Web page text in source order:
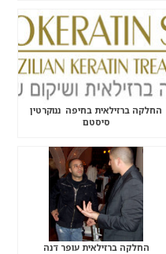
החלקה ברזילאית בחיפה ננוקרטין
סיסטם
החלקה ברזילאית עופר דנה